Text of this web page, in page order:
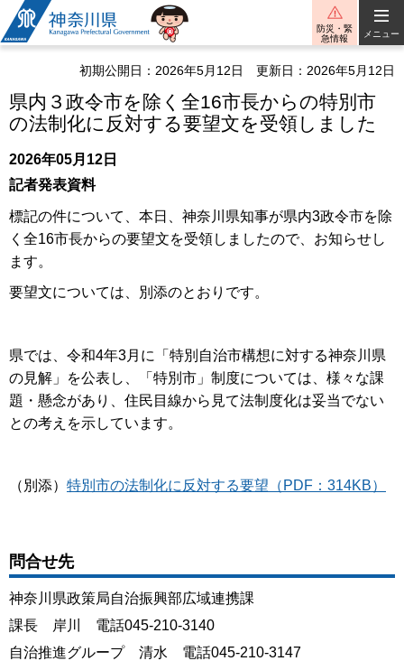
神奈川県
防災・緊
急情報
メニュー
初期公開日：2026年5月12日 更新日：2026年5月12日
県内３政令市を除く全16市長からの特別市
の法制化に反対する要望文を受領しました
2026年05月12日
記者発表資料
標記の件について、本日、神奈川県知事が県内3政令市を除
く全16市長からの要望文を受領しましたので、お知らせし
ます。
要望文については、別添のとおりです。
県では、令和4年3月に「特別自治市構想に対する神奈川県
の見解」を公表し、「特別市」制度については、様々な課
題・懸念があり、住民目線から見て法制度化は妥当でない
との考えを示しています。
（別添） 特別市の法制化に反対する要望（PDF：314KB）
問合せ先
神奈川県政策局自治振興部広域連携課
課長 岸川 電話045-210-3140
自治推進グループ 清水 電話045-210-3147